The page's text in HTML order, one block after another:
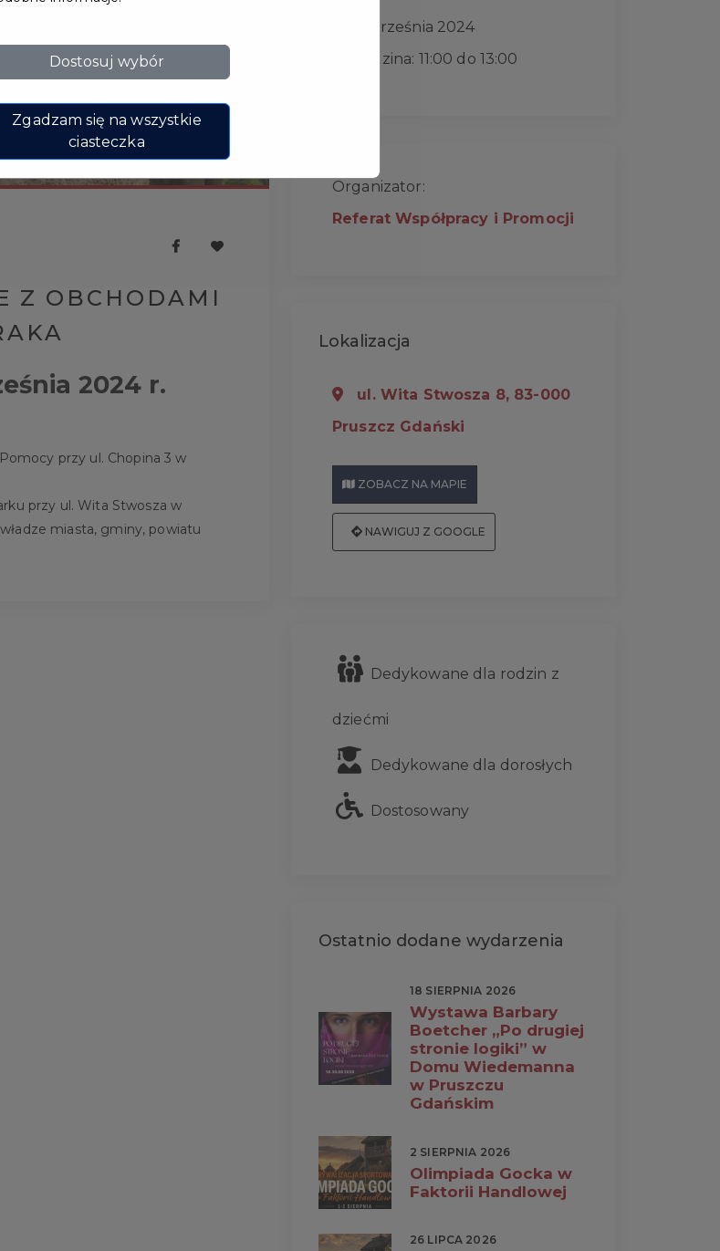
Z OBCHODAMI
2024 r.
przy ul. Chopina 3 w
przy ul. Wita Stwosza w
miasta, gminy, powiatu
17 września 2024
Godzina: 11:00 do 13:00
Organizator:
Referat Współpracy i Promocji
Lokalizacja
ul. Wita Stwosza 8, 83-000
Pruszcz Gdański
ZOBACZ NA MAPIE
NAWIGUJ Z GOOGLE
Dedykowane dla rodzin z
dziećmi
Dedykowane dla dorosłych
Dostosowany
Ostatnio dodane wydarzenia
18 SIERPNIA 2026
Wystawa Barbary
Boetcher „Po drugiej
stronie logiki” w
Domu Wiedemanna
w Pruszczu
Gdańskim
2 SIERPNIA 2026
Olimpiada Gocka w
Faktorii Handlowej
26 LIPCA 2026
Dostosuj wybór
Zgadzam się na wszystkie
ciasteczka